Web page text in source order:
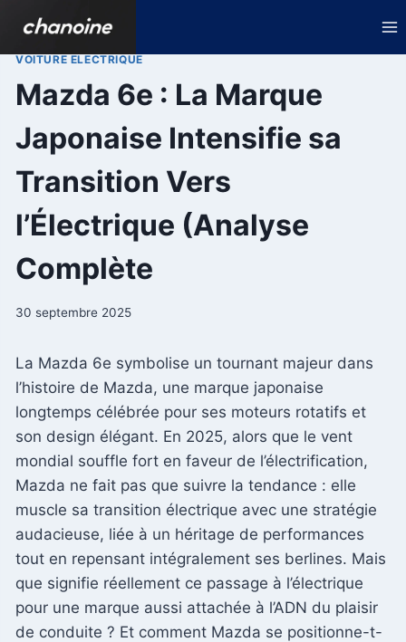
contenu
VOITURE ELECTRIQUE
Mazda 6e : La Marque
Japonaise Intensifie sa
Transition Vers
l’Électrique (Analyse
Complète
30 septembre 2025
La Mazda 6e symbolise un tournant majeur dans
l’histoire de Mazda, une marque japonaise
longtemps célébrée pour ses moteurs rotatifs et
son design élégant. En 2025, alors que le vent
mondial souffle fort en faveur de l’électrification,
Mazda ne fait pas que suivre la tendance : elle
muscle sa transition électrique avec une stratégie
audacieuse, liée à un héritage de performances
tout en repensant intégralement ses berlines. Mais
que signifie réellement ce passage à l’électrique
pour une marque aussi attachée à l’ADN du plaisir
de conduite ? Et comment Mazda se positionne-t-